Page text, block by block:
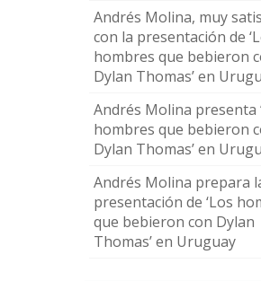
Andrés Molina, muy
con la presentación de
hombres que bebieron
Dylan Thomas’ en
Andrés Molina presenta
hombres que bebieron
Dylan Thomas’ en
Andrés Molina prepara
presentación de ‘Los
que bebieron con Dylan
Thomas’ en Uruguay